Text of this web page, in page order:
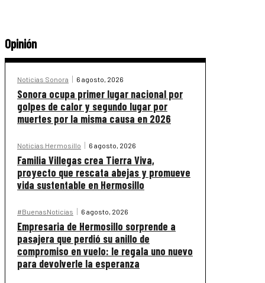
Opinión
Noticias Sonora 6 agosto, 2026
Sonora ocupa primer lugar nacional por
golpes de calor y segundo lugar por
muertes por la misma causa en 2026
Noticias Hermosillo 6 agosto, 2026
Familia Villegas crea Tierra Viva,
proyecto que rescata abejas y promueve
vida sustentable en Hermosillo
#BuenasNoticias 6 agosto, 2026
Empresaria de Hermosillo sorprende a
pasajera que perdió su anillo de
compromiso en vuelo: le regala uno nuevo
para devolverle la esperanza